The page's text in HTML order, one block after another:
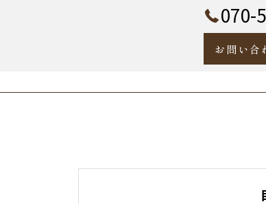
070-
お問い合